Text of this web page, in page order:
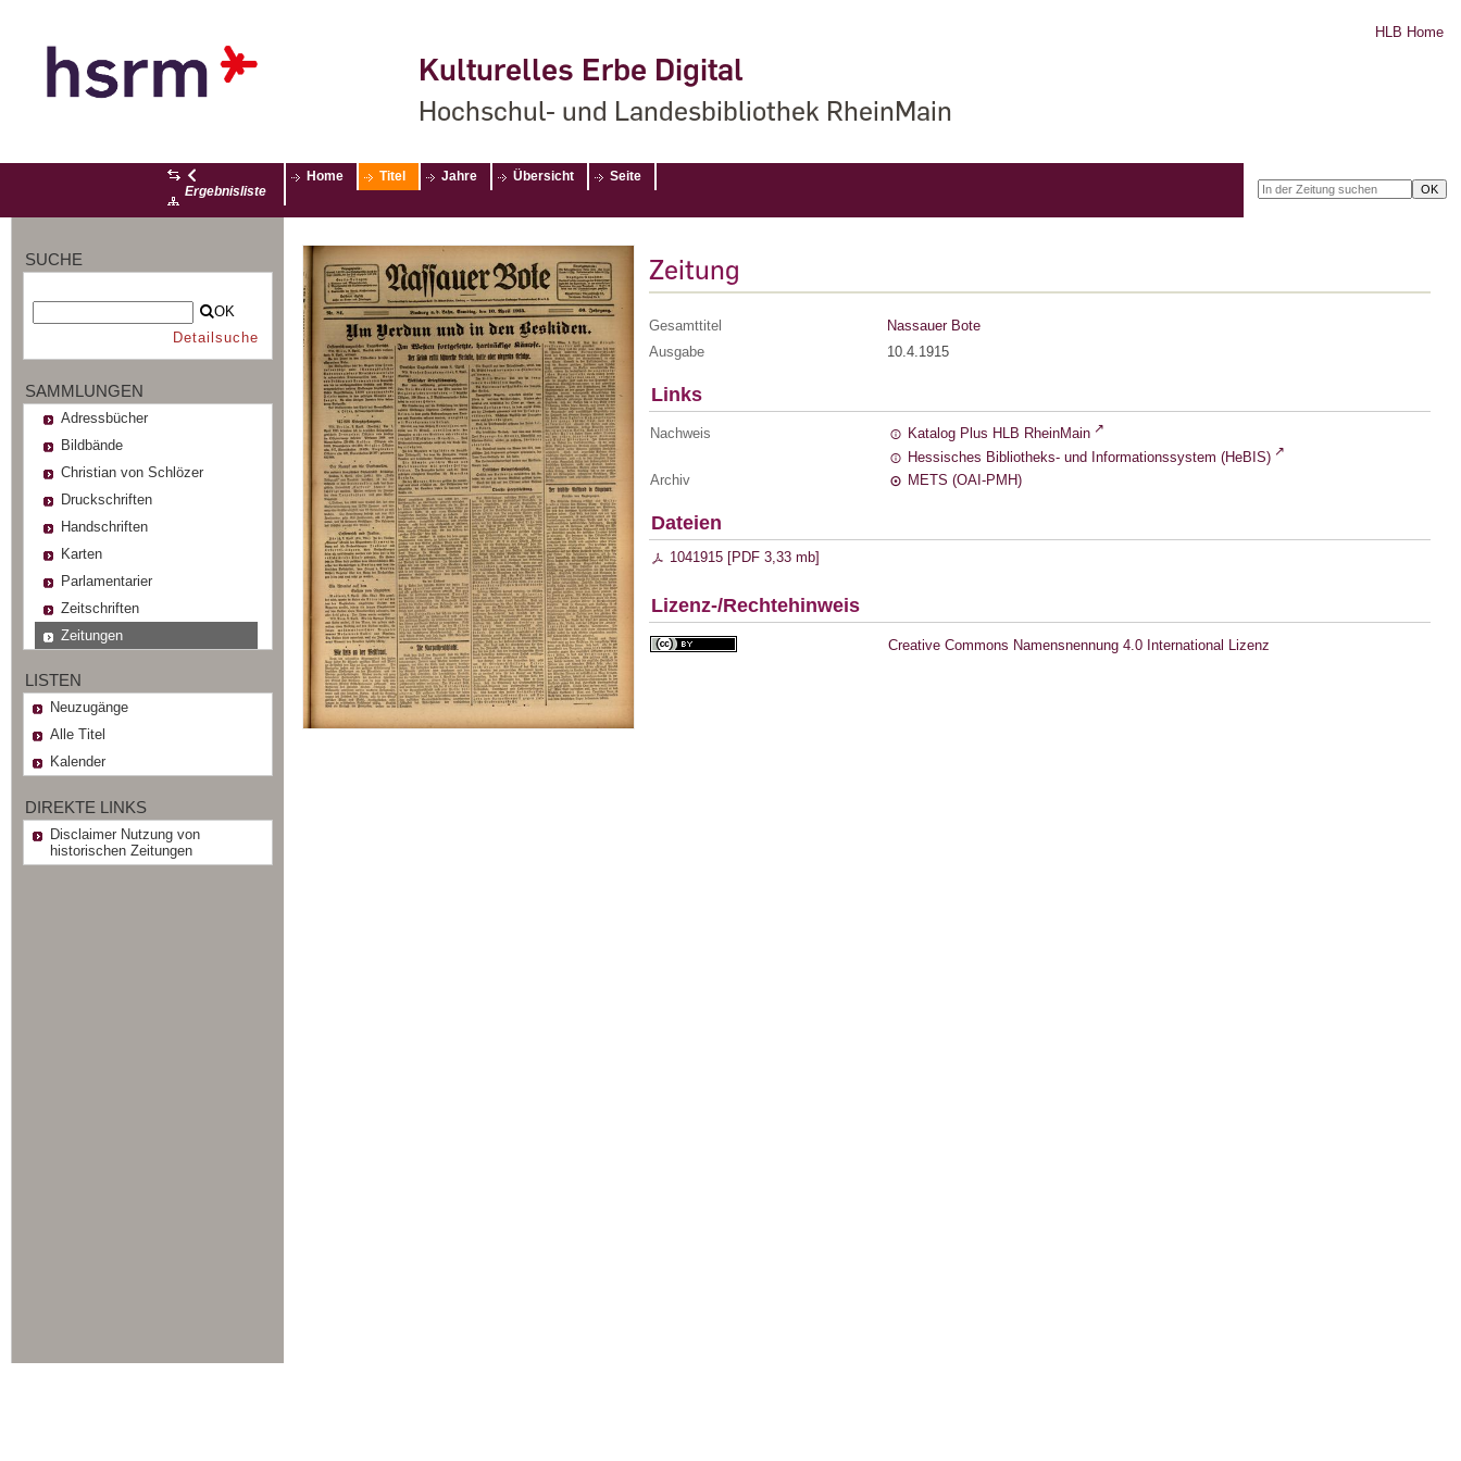
Kulturelles Erbe Digital
Hochschul- und Landesbibliothek RheinMain
HLB Home
Ergebnisliste
Home Titel Jahre Übersicht Seite
SUCHE
OK
Detailsuche
SAMMLUNGEN
Adressbücher
Bildbände
Christian von Schlözer
Druckschriften
Handschriften
Karten
Parlamentarier
Zeitschriften
Zeitungen
LISTEN
Neuzugänge
Alle Titel
Kalender
DIREKTE LINKS
Disclaimer Nutzung von
historischen Zeitungen
Zeitung
Gesamttitel
Nassauer Bote
Ausgabe
10.4.1915
Links
Nachweis
Katalog Plus HLB RheinMain
Hessisches Bibliotheks- und Informationssystem (HeBIS)
Archiv
METS (OAI-PMH)
Dateien
1041915 [PDF 3,33 mb]
Lizenz-/Rechtehinweis
Creative Commons Namensnennung 4.0 International Lizenz